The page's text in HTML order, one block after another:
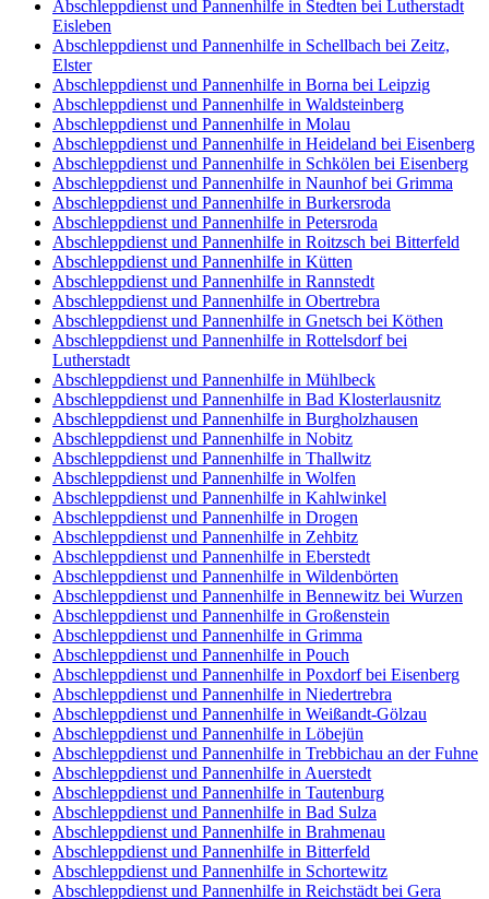
Abschleppdienst und Pannenhilfe in Stedten bei Lutherstadt
Eisleben
Abschleppdienst und Pannenhilfe in Schellbach bei Zeitz,
Elster
Abschleppdienst und Pannenhilfe in Borna bei Leipzig
Abschleppdienst und Pannenhilfe in Waldsteinberg
Abschleppdienst und Pannenhilfe in Molau
Abschleppdienst und Pannenhilfe in Heideland bei Eisenberg
Abschleppdienst und Pannenhilfe in Schkölen bei Eisenberg
Abschleppdienst und Pannenhilfe in Naunhof bei Grimma
Abschleppdienst und Pannenhilfe in Burkersroda
Abschleppdienst und Pannenhilfe in Petersroda
Abschleppdienst und Pannenhilfe in Roitzsch bei Bitterfeld
Abschleppdienst und Pannenhilfe in Kütten
Abschleppdienst und Pannenhilfe in Rannstedt
Abschleppdienst und Pannenhilfe in Obertrebra
Abschleppdienst und Pannenhilfe in Gnetsch bei Köthen
Abschleppdienst und Pannenhilfe in Rottelsdorf bei
Lutherstadt
Abschleppdienst und Pannenhilfe in Mühlbeck
Abschleppdienst und Pannenhilfe in Bad Klosterlausnitz
Abschleppdienst und Pannenhilfe in Burgholzhausen
Abschleppdienst und Pannenhilfe in Nobitz
Abschleppdienst und Pannenhilfe in Thallwitz
Abschleppdienst und Pannenhilfe in Wolfen
Abschleppdienst und Pannenhilfe in Kahlwinkel
Abschleppdienst und Pannenhilfe in Drogen
Abschleppdienst und Pannenhilfe in Zehbitz
Abschleppdienst und Pannenhilfe in Eberstedt
Abschleppdienst und Pannenhilfe in Wildenbörten
Abschleppdienst und Pannenhilfe in Bennewitz bei Wurzen
Abschleppdienst und Pannenhilfe in Großenstein
Abschleppdienst und Pannenhilfe in Grimma
Abschleppdienst und Pannenhilfe in Pouch
Abschleppdienst und Pannenhilfe in Poxdorf bei Eisenberg
Abschleppdienst und Pannenhilfe in Niedertrebra
Abschleppdienst und Pannenhilfe in Weißandt-Gölzau
Abschleppdienst und Pannenhilfe in Löbejün
Abschleppdienst und Pannenhilfe in Trebbichau an der Fuhne
Abschleppdienst und Pannenhilfe in Auerstedt
Abschleppdienst und Pannenhilfe in Tautenburg
Abschleppdienst und Pannenhilfe in Bad Sulza
Abschleppdienst und Pannenhilfe in Brahmenau
Abschleppdienst und Pannenhilfe in Bitterfeld
Abschleppdienst und Pannenhilfe in Schortewitz
Abschleppdienst und Pannenhilfe in Reichstädt bei Gera